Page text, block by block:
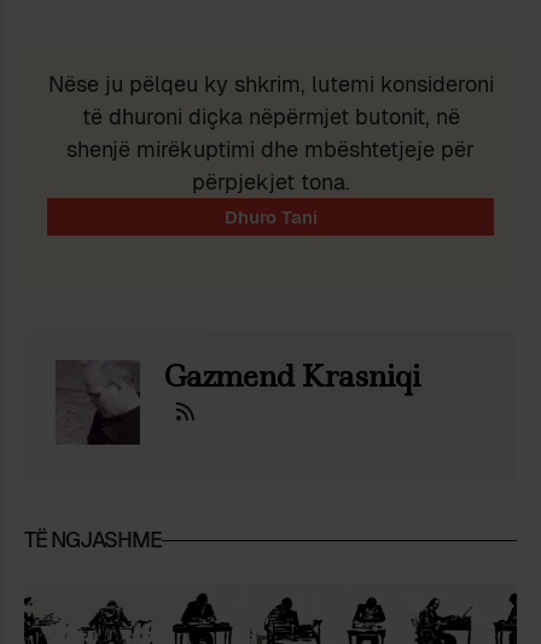
Nëse ju pëlqeu ky shkrim, lutemi konsideroni
të dhuroni diçka nëpërmjet butonit, në
shenjë mirëkuptimi dhe mbështetjeje për
përpjekjet tona.
Gazmend Krasniqi
TË NGJASHME